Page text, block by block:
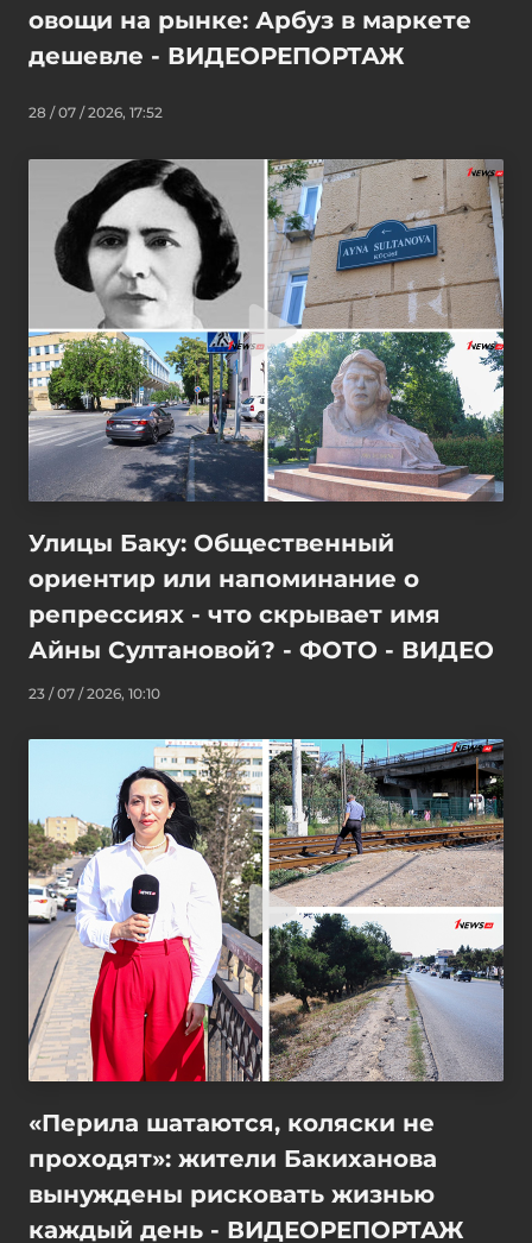
овощи на рынке: Арбуз в маркете
дешевле - ВИДЕОРЕПОРТАЖ
28 / 07 / 2026, 17:52
Улицы Баку: Общественный
ориентир или напоминание о
репрессиях - что скрывает имя
Айны Султановой? - ФОТО - ВИДЕО
23 / 07 / 2026, 10:10
«Перила шатаются, коляски не
проходят»: жители Бакиханова
вынуждены рисковать жизнью
каждый день - ВИДЕОРЕПОРТАЖ